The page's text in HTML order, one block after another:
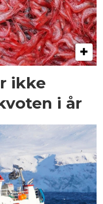
ikke
i år